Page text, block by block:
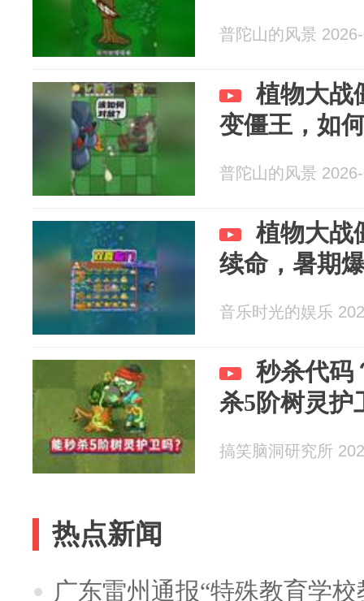
普陀山的风景
植物大战
变僵王，如
普陀山的风景
植物大战
续命，暑期
音乐时光的娱乐
秒杀代码
杀5阶树灵护
搞笑脑洞研究所
热点新闻
广东雷州通报“特殊教育学